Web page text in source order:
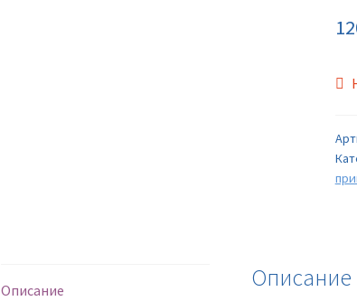
Описание Описание